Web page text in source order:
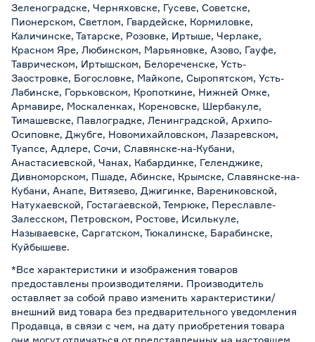
Зеленоградске, Черняховске, Гусеве, Советске,
Пионерском, Светлом, Гвардейске, Кормиловке,
Каличинске, Татарске, Розовке, Иртыше, Черлаке,
Красном Яре, Любинском, Марьяновке, Азово, Гауфе,
Таврическом, Иртышском, Белореченске, Усть-
Заостровке, Богословке, Майкопе, Сыропятском, Усть-
Лабинске, Горьковском, Кропоткине, Нижней Омке,
Армавире, Москаленках, Кореновске, Шербакуле,
Тимашевске, Павлоградке, Ленинградской, Архипо-
Осиповке, Джубге, Новомихайловском, Лазаревском,
Туапсе, Адлере, Сочи, Славянске-на-Кубани,
Анастасиевской, Чанах, Кабардинке, Геленджике,
Дивноморском, Пшаде, Абинске, Крымске, Славянске-на-
Кубани, Анапе, Витязево, Джигинке, Варениковской,
Натухаевской, Гостагаевской, Темрюке, Переславле-
Залесском, Петровском, Ростове, Исилькуле,
Называевске, Саргатском, Тюкалинске, Барабинске,
Куйбышеве.
*Все характеристики и изображения товаров
предоставлены производителями. Производитель
оставляет за собой право изменить характеристики/
внешний вид товара без предварительного уведомления
Продавца, в связи с чем, на дату приобретения товара
они могут отличаться от представленных на настоящем